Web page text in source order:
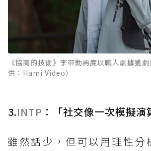
《協商的技術》李帝勳再度以職人劇擄獲
供：Hami Video）
3.INTP ：「社交像一次模擬演
雖然話少，但可以用理性分